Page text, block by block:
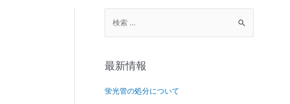
最新情報
蛍光管の処分について